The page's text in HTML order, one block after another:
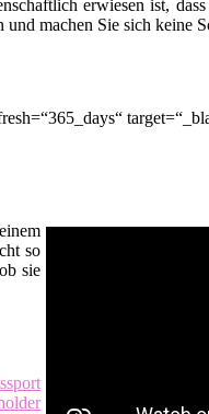
erwiesen ist,
machen Sie sich keine
so
sie